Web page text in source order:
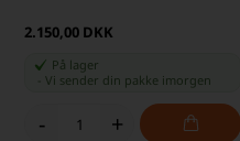
2.150,00 DKK
På lager
-Vi sender din pakke imorgen
- +